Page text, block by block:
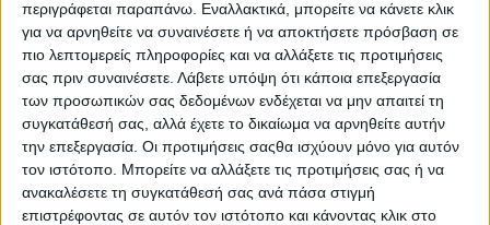
περιγράφεται παραπάνω. Εναλλακτικά, μπορείτε να κάνετε κλικ
για να αρνηθείτε να συναινέσετε ή να αποκτήσετε πρόσβαση σε
πιο λεπτομερείς πληροφορίες και να αλλάξετε τις προτιμήσεις
σας πριν συναινέσετε. Λάβετε υπόψη ότι κάποια επεξεργασία
των προσωπικών σας δεδομένων ενδέχεται να μην απαιτεί τη
συγκατάθεσή σας, αλλά έχετε το δικαίωμα να αρνηθείτε αυτήν
την επεξεργασία. Οι προτιμήσεις σαςθα ισχύουν μόνο για αυτόν
τον ιστότοπο. Μπορείτε να αλλάξετε τις προτιμήσεις σας ή να
ανακαλέσετε τη συγκατάθεσή σας ανά πάσα στιγμή
επιστρέφοντας σε αυτόν τον ιστότοπο και κάνοντας κλικ στο
τεχνητής νοημοσύνης στη βιώσιμη
καινοτομία